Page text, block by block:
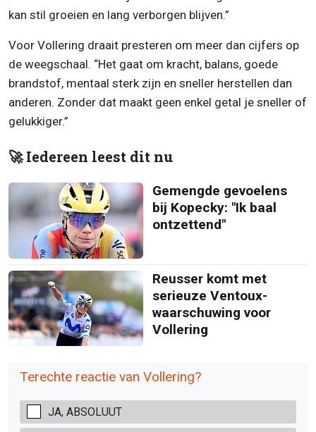
kan stil groeien en lang verborgen blijven.”
Voor Vollering draait presteren om meer dan cijfers op
de weegschaal. “Het gaat om kracht, balans, goede
brandstof, mentaal sterk zijn en sneller herstellen dan
anderen. Zonder dat maakt geen enkel getal je sneller of
gelukkiger.”
🚀 Iedereen leest dit nu
Gemengde gevoelens
bij Kopecky: "Ik baal
ontzettend"
Reusser komt met
serieuze Ventoux-
waarschuwing voor
Vollering
Terechte reactie van Vollering?
JA, ABSOLUUT